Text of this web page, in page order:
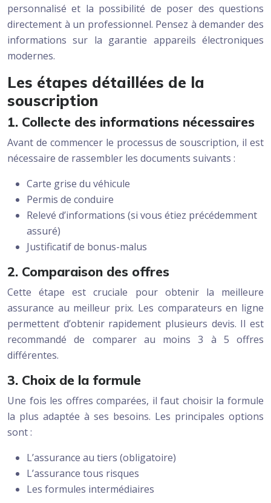
personnalisé et la possibilité de poser des questions
directement à un professionnel. Pensez à demander des
informations sur la garantie appareils électroniques
modernes.
Les étapes détaillées de la
souscription
1. Collecte des informations nécessaires
Avant de commencer le processus de souscription, il est
nécessaire de rassembler les documents suivants :
Carte grise du véhicule
Permis de conduire
Relevé d’informations (si vous étiez précédemment
assuré)
Justificatif de bonus-malus
2. Comparaison des offres
Cette étape est cruciale pour obtenir la meilleure
assurance au meilleur prix. Les comparateurs en ligne
permettent d’obtenir rapidement plusieurs devis. Il est
recommandé de comparer au moins 3 à 5 offres
différentes.
3. Choix de la formule
Une fois les offres comparées, il faut choisir la formule
la plus adaptée à ses besoins. Les principales options
sont :
L’assurance au tiers (obligatoire)
L’assurance tous risques
Les formules intermédiaires